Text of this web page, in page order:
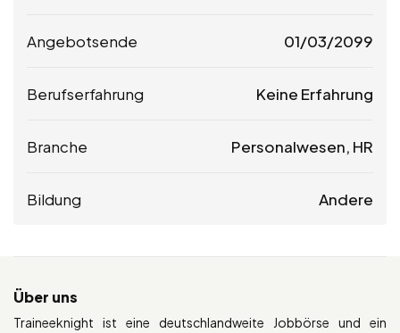
Angebotsende 01/03/2099
Berufserfahrung Keine Erfahrung
Branche Personalwesen, HR
Bildung Andere
Über uns
Traineeknight ist eine deutschlandweite Jobbörse und ein